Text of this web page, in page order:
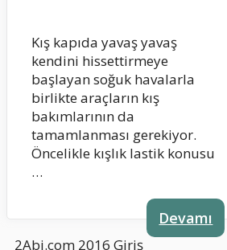
Kış kapıda yavaş yavaş
kendini hissettirmeye
başlayan soğuk havalarla
birlikte araçların kış
bakımlarının da
tamamlanması gerekiyor.
Öncelikle kışlık lastik konusu
…
Devamı
2Abi.com 2016 Giriş